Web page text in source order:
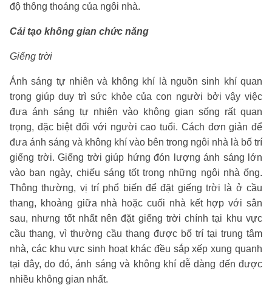
độ thông thoáng của ngôi nhà.
Cải tạo không gian chức năng
Giếng trời
Ánh sáng tự nhiên và không khí là nguồn sinh khí quan
trọng giúp duy trì sức khỏe của con người bởi vậy việc
đưa ánh sáng tự nhiên vào không gian sống rất quan
trọng, đặc biệt đối với người cao tuổi. Cách đơn giản để
đưa ánh sáng và không khí vào bên trong ngôi nhà là bố trí
giếng trời. Giếng trời giúp hứng đón lượng ánh sáng lớn
vào ban ngày, chiếu sáng tốt trong những ngôi nhà ống.
Thông thường, vị trí phổ biến để đặt giếng trời là ở cầu
thang, khoảng giữa nhà hoặc cuối nhà kết hợp với sân
sau, nhưng tốt nhất nên đặt giếng trời chính tại khu vực
cầu thang, vì thường cầu thang được bố trí tại trung tâm
nhà, các khu vực sinh hoạt khác đều sắp xếp xung quanh
tại đây, do đó, ánh sáng và không khí dễ dàng đến được
nhiều không gian nhất.